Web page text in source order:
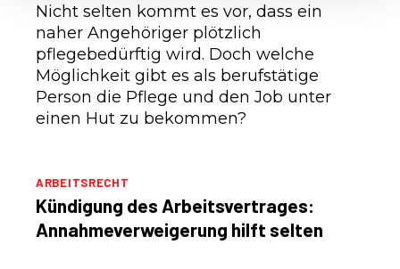
Nicht selten kommt es vor, dass ein
naher Angehöriger plötzlich
pflegebedürftig wird. Doch welche
Möglichkeit gibt es als berufstätige
Person die Pflege und den Job unter
einen Hut zu bekommen?
ARBEITSRECHT
Kündigung des Arbeitsvertrages:
Annahmeverweigerung hilft selten